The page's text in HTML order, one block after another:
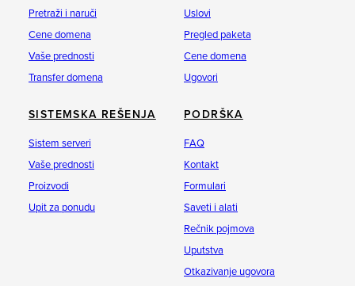
Pretraži i naruči
Cene domena
Vaše prednosti
Transfer domena
Uslovi
Pregled paketa
Cene domena
Ugovori
SISTEMSKA REŠENJA
Sistem serveri
Vaše prednosti
Proizvodi
Upit za ponudu
PODRŠKA
FAQ
Kontakt
Formulari
Saveti i alati
Rečnik pojmova
Uputstva
Otkazivanje ugovora